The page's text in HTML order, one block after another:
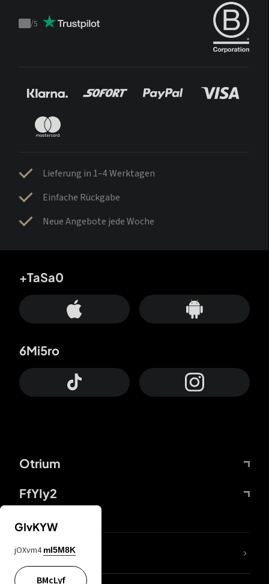
Trustpilot
/5
Lieferung in 1–4 Werktagen
Einfache Rückgabe
Neue Angebote jede Woche
Otrium
FfYIy2
+TaSa0
6Mi5ro
DDcvSo
GIvKYW
jOXvm4 mI5M8K
BMcLyf